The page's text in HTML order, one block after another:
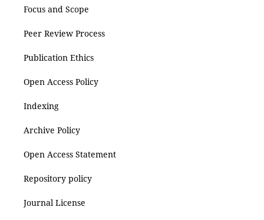
Focus and Scope
Peer Review Process
Publication Ethics
Open Access Policy
Indexing
Archive Policy
Open Access Statement
Repository policy
Journal License